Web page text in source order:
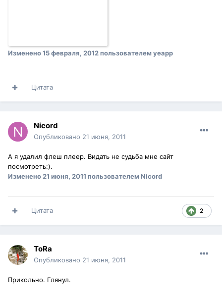
Изменено15 февраля, 2012пользователем yeapp
Цитата
Nicord
Опубликовано 21 июня, 2011
А я удалил флеш плеер. Видать не судьба мне сайт
посмотреть:).
Изменено21 июня, 2011 пользователем Nicord
2
Цитата
ToRa
Опубликовано 21 июня, 2011
Прикольно. Глянул.